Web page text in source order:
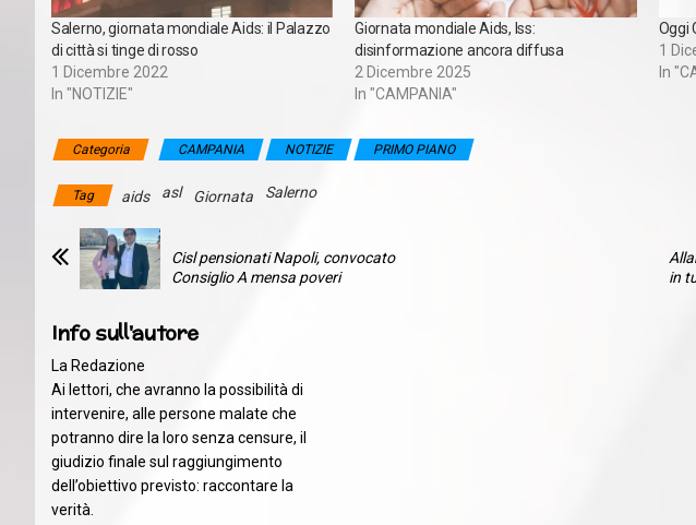
Salerno, giornata mondiale Aids: il Palazzo
di città si tinge di rosso
1 Dicembre 2022
In "NOTIZIE"
Giornata mondiale Aids, Iss:
disinformazione ancora diffusa
2 Dicembre 2025
In "CAMPANIA"
Oggi
1
In
Categoria CAMPANIA NOTIZIE PRIMO PIANO
Tag aids asl Giornata Salerno
Cisl pensionati Napoli, convocato
Consiglio A mensa poveri
in
Info sull'autore
La Redazione
Ai lettori, che avranno la possibilità di
intervenire, alle persone malate che
potranno dire la loro senza censure, il
giudizio finale sul raggiungimento
dell’obiettivo previsto: raccontare la
verità.